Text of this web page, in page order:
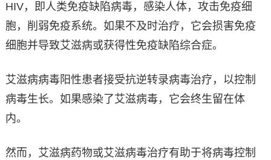
HIV，即人类免疫缺陷病毒，感染人体，攻击免疫细
胞，削弱免疫系统。如果不及时治疗，它会损害免疫
细胞并导致艾滋病或获得性免疫缺陷综合症。
艾滋病病毒阳性患者接受抗逆转录病毒治疗，以控制
病毒生长。如果感染了艾滋病毒，它会终生留在体
内。
然而，艾滋病药物或艾滋病毒治疗有助于将病毒控制